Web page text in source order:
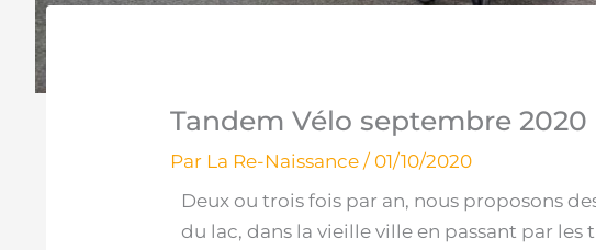
Tandem Vélo septembre 2020
Par La Re-Naissance/ 01/10/2020
Deux ou trois fois par an, nous proposons
du lac, dans la vieille ville en passant par les